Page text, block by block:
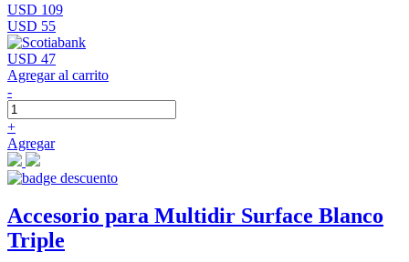
USD 109
USD 55
USD 47
Agregar al carrito
-
+
Agregar
Accesorio para Multidir Surface Blanco
Triple